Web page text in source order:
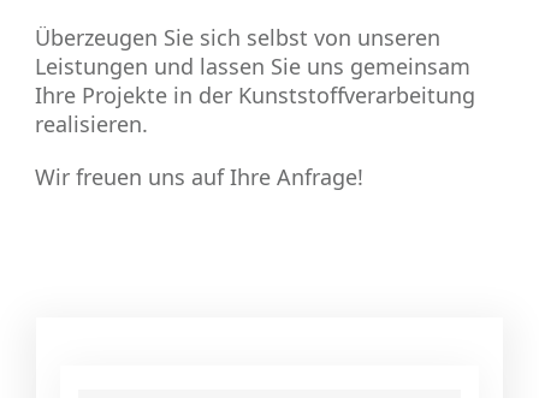
Überzeugen Sie sich selbst von unseren
Leistungen und lassen Sie uns gemeinsam
Ihre Projekte in der Kunststoffverarbeitung
realisieren.
Wir freuen uns auf Ihre Anfrage!